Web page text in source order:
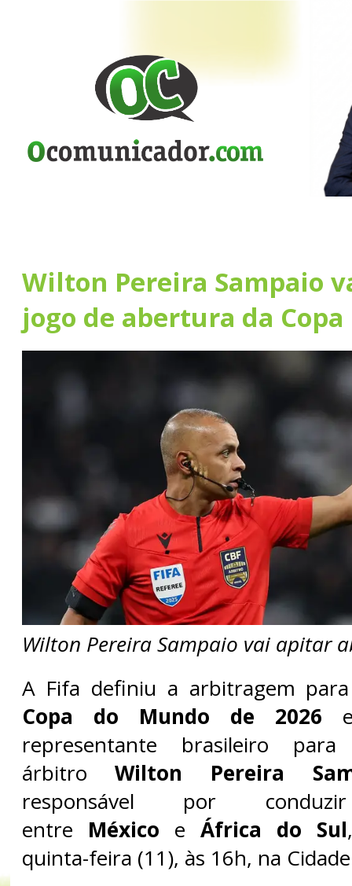
Wilton Pereira Sampaio
jogo de abertura da Copa
Wilton Pereira Sampaio vai apitar
A Fifa definiu a arbitragem
Copa do Mundo de 2026
representante brasileiro
árbitroWilton Pereira
responsável por
entre México e África do Sul
quinta-feira (11), às 16h, na